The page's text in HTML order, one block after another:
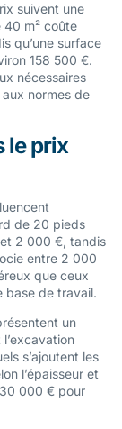
suivent une
40 m² coûte
qu’une surface
158 500 €.
nécessaires
normes de
le prix
de 20 pieds
2 000 €, tandis
entre 2 000
que ceux
base de travail.
un
s’ajoutent les
l’épaisseur et
000 € pour